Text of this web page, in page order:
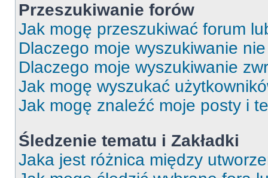
Przeszukiwanie forów
Jak mogę przeszukiwać forum
Dlaczego moje wyszukiwanie
Dlaczego moje wyszukiwanie
Jak mogę wyszukać
Jak mogę znaleźć moje posty i
Śledzenie tematu i Zakładki
Jaka jest różnica między